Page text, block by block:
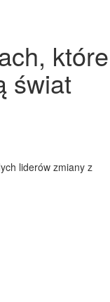
które
świat
liderów zmiany z